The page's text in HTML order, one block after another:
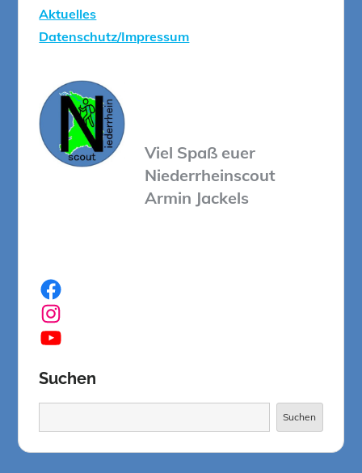
Aktuelles
Datenschutz/Impressum
Viel Spaß euer
Niederrheinscout
Armin Jackels
Facebook
Instagram
YouTube
Suchen
Suchen